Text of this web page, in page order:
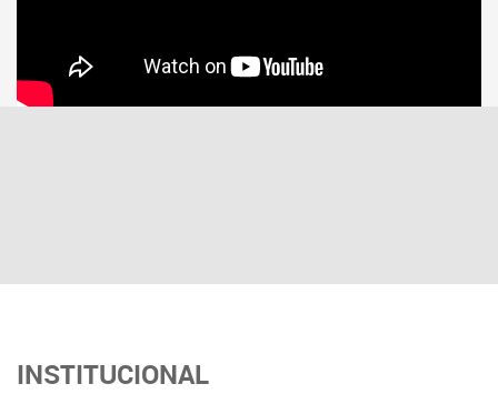
INSTITUCIONAL